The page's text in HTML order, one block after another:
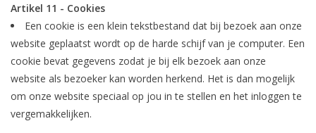
Artikel 11 - Cookies
Een cookie is een klein tekstbestand dat bij bezoek aan onze
website geplaatst wordt op de harde schijf van je computer. Een
cookie bevat gegevens zodat je bij elk bezoek aan onze
website als bezoeker kan worden herkend. Het is dan mogelijk
om onze website speciaal op jou in te stellen en het inloggen te
vergemakkelijken.